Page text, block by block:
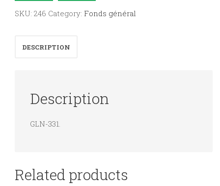
SKU: 246 Category: Fonds général
DESCRIPTION
Description
GLN-331.
Related products